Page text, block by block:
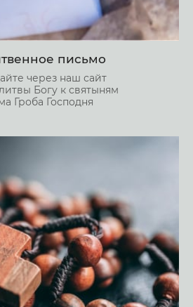
письмо
через наш сайт
Богу к святыням
Гроба Господня